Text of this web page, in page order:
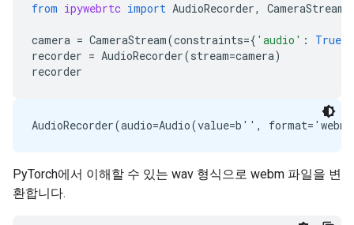
from ipywebrtc import AudioRecorder, CameraStream
camera = CameraStream(constraints={ 'audio' : True
recorder = AudioRecorder(stream=camera)
recorder
PyTorch에서 이해할 수 있는 wav 형식으로 webm 파일을 변
환합니다.